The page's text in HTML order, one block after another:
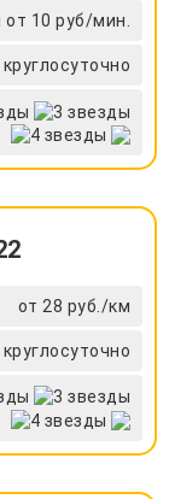
от 10 руб/мин.
круглосуточно
от 28 руб./км
круглосуточно